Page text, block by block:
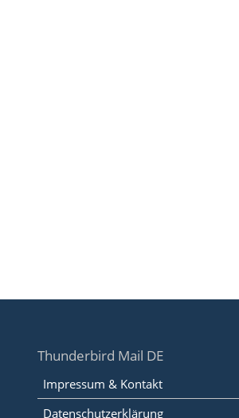
Thunderbird Mail DE
Impressum & Kontakt
Datenschutzerklärung